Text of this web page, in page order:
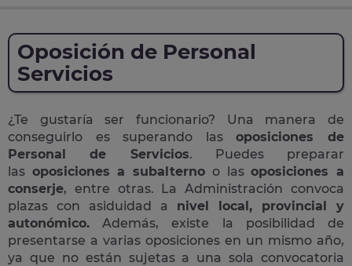
Oposición de Personal
Servicios
¿Te gustaría ser funcionario? Una manera de
conseguirlo es superando lasoposiciones de
Personal de Servicios. Puedes preparar
las oposiciones a subalterno o lasoposiciones a
conserje, entre otras. La Administración convoca
plazas con asiduidad a nivel local, provincial y
autonómico. Además, existe la posibilidad de
presentarse a varias oposiciones en un mismo año,
ya que no están sujetas a una sola convocatoria